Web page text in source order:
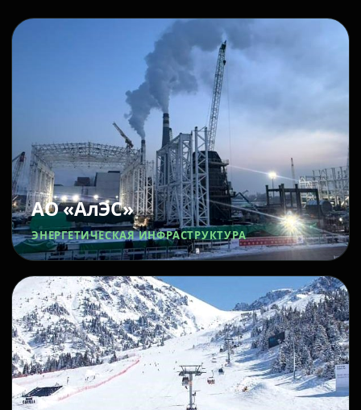
АО «АлЭС»
ЭНЕРГЕТИЧЕСКАЯ ИНФРАСТРУКТУРА